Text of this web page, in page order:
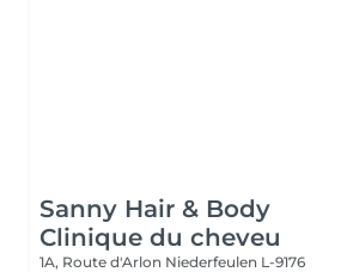
Sanny Hair & Body
Clinique du cheveu
1A, Route d'Arlon Niederfeulen L-9176